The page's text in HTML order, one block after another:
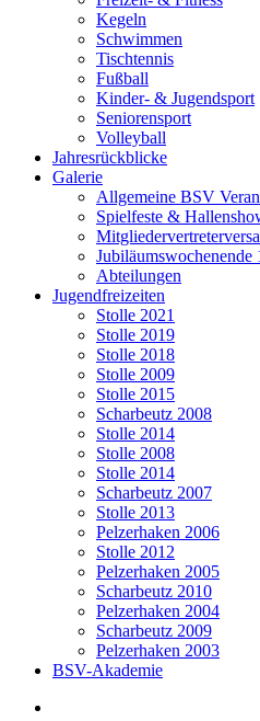
Kegeln
Schwimmen
Tischtennis
Fußball
Kinder- & Jugendsport
Seniorensport
Volleyball
Jahresrückblicke
Galerie
Allgemeine BSV
Spielfeste &
Jubiläumswochenende
Abteilungen
Jugendfreizeiten
Stolle 2021
Stolle 2019
Stolle 2018
Stolle 2009
Stolle 2015
Scharbeutz 2008
Stolle 2014
Stolle 2008
Stolle 2014
Scharbeutz 2007
Stolle 2013
Pelzerhaken 2006
Stolle 2012
Pelzerhaken 2005
Scharbeutz 2010
Pelzerhaken 2004
Scharbeutz 2009
Pelzerhaken 2003
BSV-Akademie